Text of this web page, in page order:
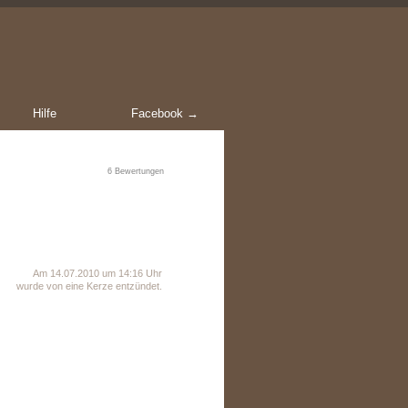
Hilfe Facebook →
6 Bewertungen
Am 14.07.2010 um 14:16 Uhr
wurde von eine Kerze entzündet.